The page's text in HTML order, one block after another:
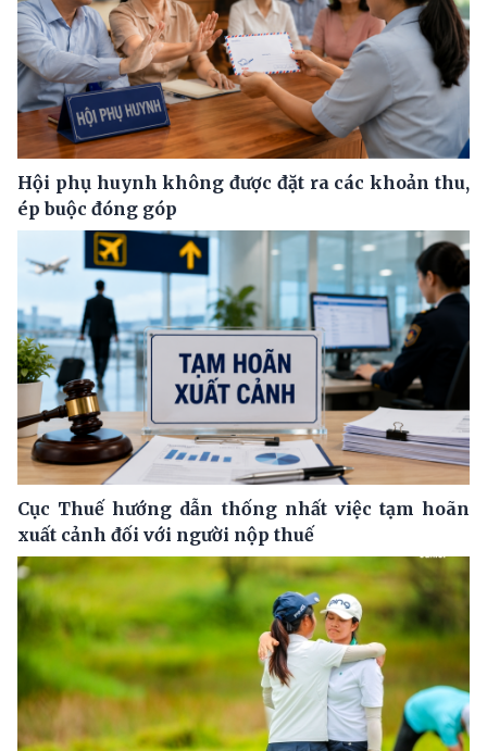
Hội phụ huynh không được đặt ra các khoản thu,
ép buộc đóng góp
Cục Thuế hướng dẫn thống nhất việc tạm hoãn
xuất cảnh đối với người nộp thuế